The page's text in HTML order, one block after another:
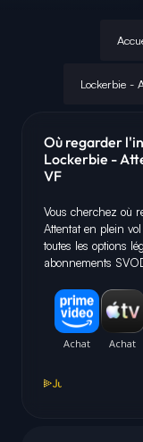
Lockerbie -
Où regarder
Lockerbie -
VF
Vous cherchez où
Attentat en plein
toutes les options
abonnements